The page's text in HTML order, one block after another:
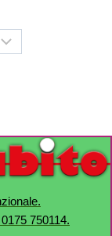
750114.